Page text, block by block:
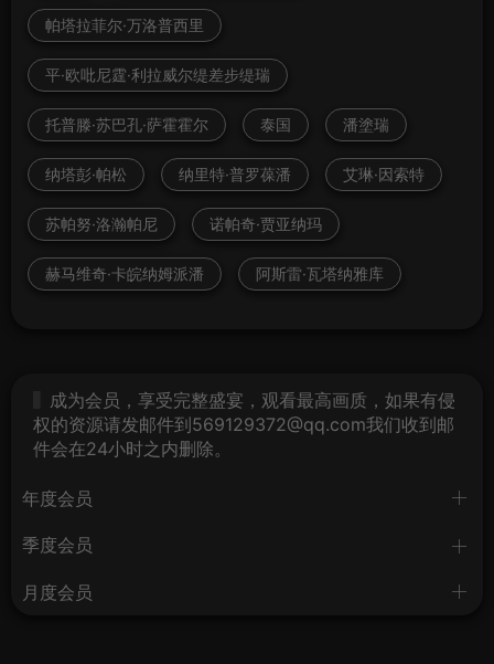
帕塔拉菲尔·万洛普西里
平·欧吡尼霆·利拉威尔缇差步缇瑞
托普滕·苏巴孔·萨霍霍尔 泰国 潘塗瑞
纳塔彭·帕松 纳里特·普罗葆潘 艾琳·因索特
苏帕努·洛瀚帕尼 诺帕奇·贾亚纳玛
赫马维奇·卡皖纳姆派潘 阿斯雷·瓦塔纳雅库
成为会员，享受完整盛宴，观看最高画质，如果有侵
权的资源请发邮件到569129372@qq.com我们收到邮
件会在24小时之内删除。
年度会员
季度会员
月度会员